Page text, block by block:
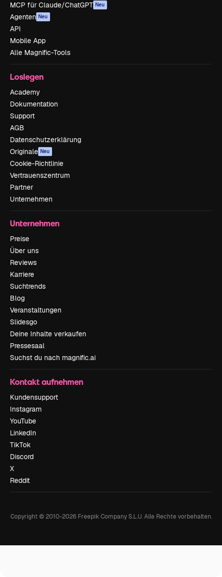
MCP für Claude/ChatGPT Neu
Agenten Neu
API
Mobile App
Alle Magnific-Tools
Loslegen
Academy
Dokumentation
Support
AGB
Datenschutzerklärung
Originale Neu
Cookie-Richtlinie
Vertrauenszentrum
Partner
Unternehmen
Unternehmen
Preise
Über uns
Reviews
Karriere
Suchtrends
Blog
Veranstaltungen
Slidesgo
Deine Inhalte verkaufen
Pressesaal
Suchst du nach magnific.ai
Kontakt aufnehmen
Kundensupport
Instagram
YouTube
LinkedIn
TikTok
Discord
X
Reddit
Copyright © 2010-2026Freepik Company S.L.U. Alle Rechte vorbehalten.